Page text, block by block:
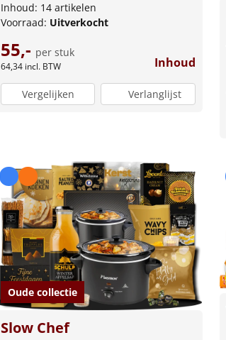
Inhoud: 14 artikelen
Voorraad: Uitverkocht
55,- per stuk
64,34 incl. BTW Inhoud
Vergelijken Verlanglijst
Oude collectie
Slow Chef